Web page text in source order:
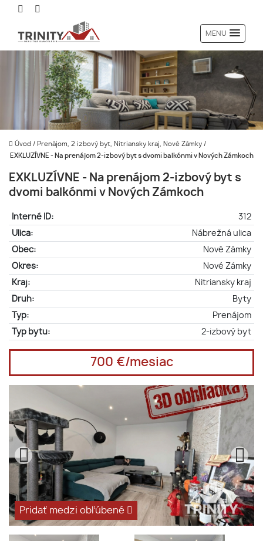
MENU
Úvod / Prenájom, 2 izbový byt, Nitriansky kraj, Nové Zámky /
EXKLUZÍVNE - Na prenájom 2-izbový byt s dvomi balkónmi v Nových Zámkoch
EXKLUZÍVNE - Na prenájom 2-izbový byt s
dvomi balkónmi v Nových Zámkoch
Interné ID:
312
Ulica:
Nábrežná ulica
Obec:
Nové Zámky
Okres:
Nové Zámky
Kraj:
Nitriansky kraj
Druh:
Byty
Typ:
Prenájom
Typ bytu:
2-izbový byt
700 €/mesiac
Pridať medzi obľúbené